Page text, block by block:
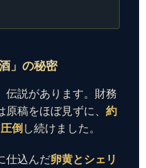
」の秘密
伝説があります。財務
稿をほぼ見ずに、 約
倒し続けました。
仕込んだ卵黄とシェリ